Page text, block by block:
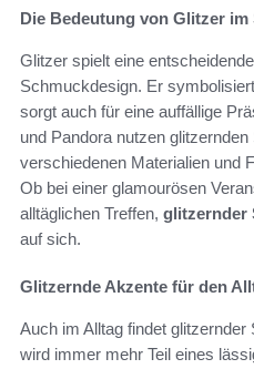
Die Bedeutung von Glitzer
Glitzer spielt eine
Schmuckdesign. Er
sorgt auch für eine auffällige
und Pandora nutzen
verschiedenen Materialien und
Ob bei einer glamourösen
alltäglichen Treffen, glitzernder
auf sich.
Glitzernde Akzente für den
Auch im Alltag findet
wird immer mehr Teil eines